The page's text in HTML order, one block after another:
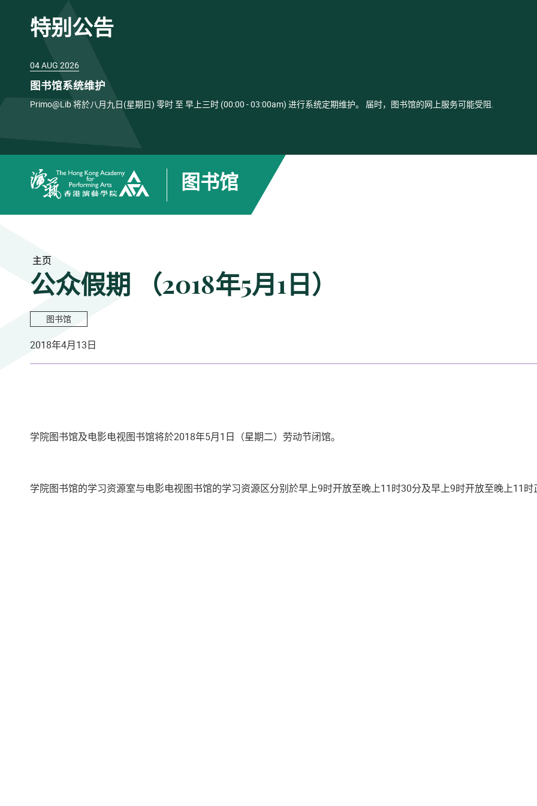
特别公告
04 AUG 2026
图书馆系统维护
Primo@Lib 将於八月九日(星期日) 零时 至 早上三时 (00:00 - 03:00am) 进行系统定期维护。 届时，图书馆的网上服务可能受阻.
图书馆
主页
公众假期 （2018年5月1日）
图书馆
2018年4月13日
学院图书馆及电影电视图书馆将於2018年5月1日（星期二） 劳动节闭馆。
学院图书馆的学习资源室与电影电视图书馆的学习资源区分别於早上9时开放至晚上11时30分及早上9时开放至晚上11时